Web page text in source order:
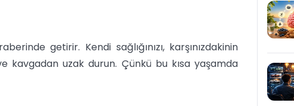
getirir. Kendi sağlığınızı, karşınızdakinin
kavgadan uzak durun. Çünkü bu kısa yaşamda